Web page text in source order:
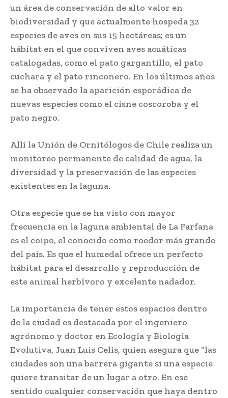
un área de conservación de alto valor en
biodiversidad y que actualmente hospeda 32
especies de aves en sus 15 hectáreas; es un
hábitat en el que conviven aves acuáticas
catalogadas, como el pato gargantillo, el pato
cuchara y el pato rinconero. En los últimos años
se ha observado la aparición esporádica de
nuevas especies como el cisne coscoroba y el
pato negro.
Allí la Unión de Ornitólogos de Chile realiza un
monitoreo permanente de calidad de agua, la
diversidad y la preservación de las especies
existentes en la laguna.
Otra especie que se ha visto con mayor
frecuencia en la laguna ambiental de La Farfana
es el coipo, el conocido como roedor más grande
del país. Es que el humedal ofrece un perfecto
hábitat para el desarrollo y reproducción de
este animal herbívoro y excelente nadador.
La importancia de tener estos espacios dentro
de la ciudad es destacada por el ingeniero
agrónomo y doctor en Ecología y Biología
Evolutiva, Juan Luis Celis, quien asegura que “las
ciudades son una barrera gigante si una especie
quiere transitar de un lugar a otro. En ese
sentido cualquier conservación que haya dentro